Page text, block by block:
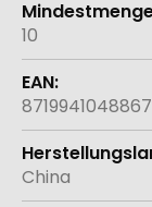
10
8719941048867
China